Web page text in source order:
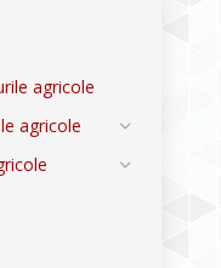
agricole
agricole